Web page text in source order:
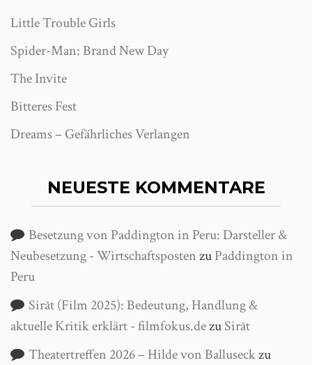
Little Trouble Girls
Spider-Man: Brand New Day
The Invite
Bitteres Fest
Dreams – Gefährliches Verlangen
NEUESTE KOMMENTARE
Besetzung von Paddington in Peru: Darsteller &
Neubesetzung - WirtschaftspostenzuPaddington in
Peru
Sirāt (Film 2025): Bedeutung, Handlung &
aktuelle Kritik erklärt - filmfokus.dezuSirāt
Theatertreffen 2026 – Hilde von Balluseckzu